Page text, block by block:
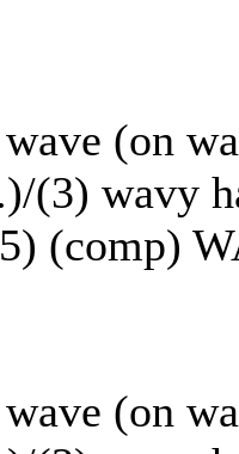
(on
(3) wavy
(comp)
(on